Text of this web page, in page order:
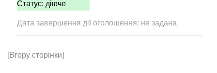
Статус: діюче
Дата завершення дії оголошення: не задана
[Вгору сторінки]